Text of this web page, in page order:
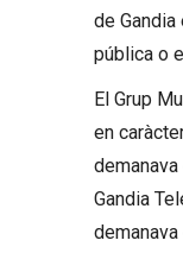
de
pública o
El Grup
en
Gandia